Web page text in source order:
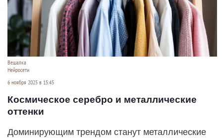
Вешалка
Нейросети
6 ноября 2025 в 15:45
Космическое серебро и металлические
оттенки
Доминирующим трендом станут металлические